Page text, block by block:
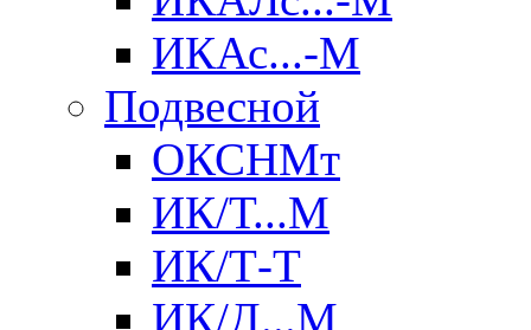
ИКАс...-М
Подвесной
ОКСНМт
ИК/Т...М
ИК/Т-Т
ИК/Д...М